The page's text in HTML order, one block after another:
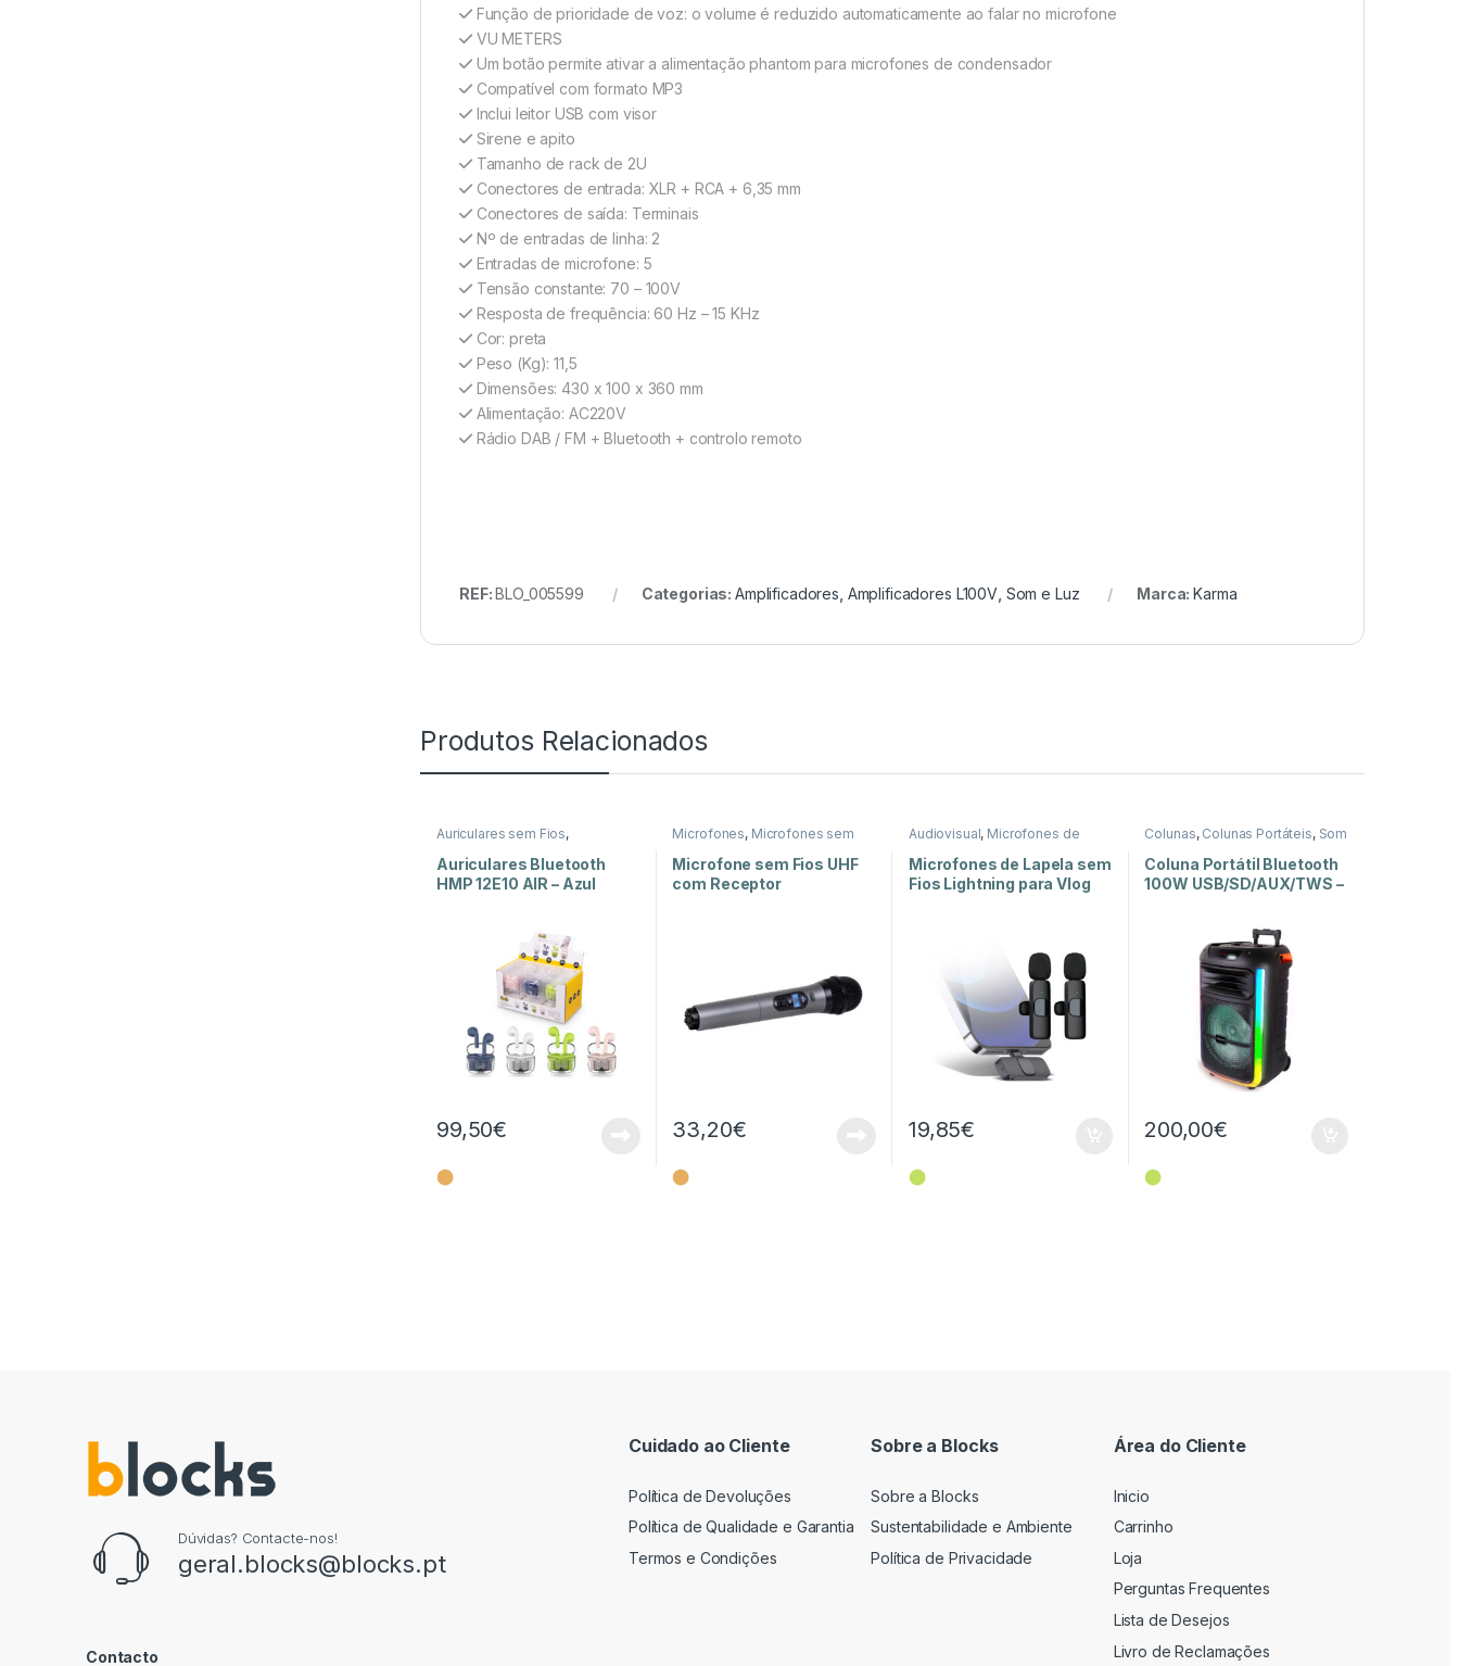
Função de prioridade de voz: o volume é reduzido automaticamente ao falar no microfone
VU METERS
Um botão permite ativar a alimentação phantom para microfones de condensador
Compatível com formato MP3
Inclui leitor USB com visor
Sirene e apito
Tamanho de rack de 2U
Conectores de entrada: XLR + RCA + 6,35 mm
Conectores de saída: Terminais
Nº de entradas de linha: 2
Entradas de microfone: 5
Tensão constante: 70 – 100V
Resposta de frequência: 60 Hz – 15 KHz
Cor: preta
Peso (Kg): 11,5
Dimensões: 430 x 100 x 360 mm
Alimentação: AC220V
Rádio DAB / FM + Bluetooth + controlo remoto
REF:BLO_005599 Categorias: Amplificadores Amplificadores L100V, Som e Luz Marca:Karma
Produtos Relacionados
Auriculares sem Fios,
Som e Luz
Auriculares Bluetooth
HMP 12E10 AIR – Azul
99,50€
⬤
Microfones, Microfones sem
Microfone sem Fios UHF
com Receptor
33,20€
⬤
Audiovisual, Microfones de
Microfones de Lapela sem
Fios Lightning para Vlog
19,85€
⬤
Colunas, Colunas Portáteis, Som
Coluna Portátil Bluetooth
100W USB/SD/AUX/TWS –
200,00€
⬤
Dúvidas? Contacte-nos!
geral.blocks@blocks.pt
Contacto
Cuidado ao Cliente
Política de Devoluções
Política de Qualidade e Garantia
Termos e Condições
Sobre a Blocks
Sobre a Blocks
Sustentabilidade e Ambiente
Política de Privacidade
Área do Cliente
Inicio
Carrinho
Loja
Perguntas Frequentes
Lista de Desejos
Livro de Reclamações